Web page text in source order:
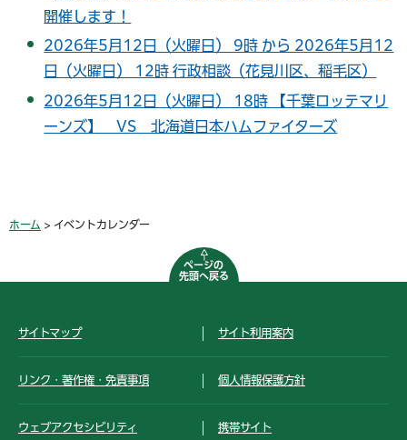
開催します！
2026年5月12日（火曜日） 9時 から 2026年5月12
日（火曜日） 12時 行政相談（花見川区、稲毛区）
2026年5月12日（火曜日） 18時 【千葉ロッテマリ
ーンズ】 VS 北海道日本ハムファイターズ
ホーム > イベントカレンダー
ページの
先頭へ戻る
サイトマップ サイト利用案内
リンク・著作権・免責事項 個人情報保護方針
ウェブアクセシビリティ 携帯サイト